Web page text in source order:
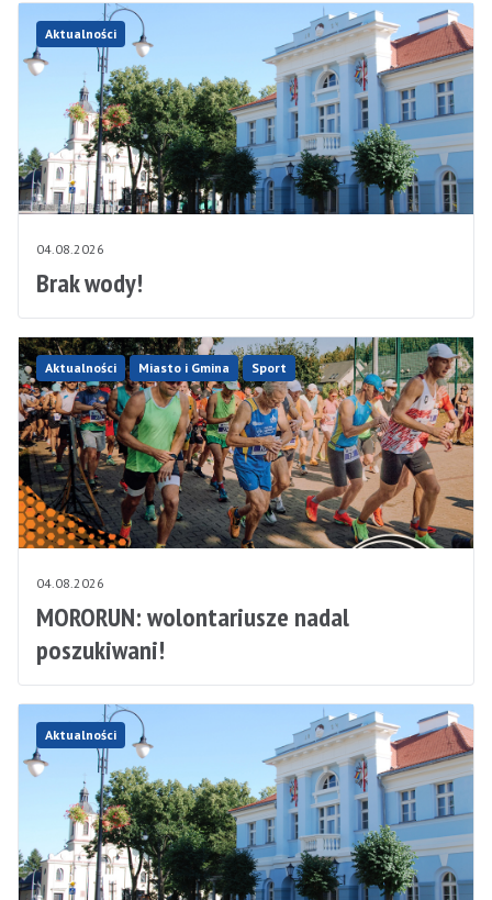
Aktualności
04.08.2026
Brak wody!
Aktualności Miasto i Gmina Sport
04.08.2026
MORORUN: wolontariusze nadal
poszukiwani!
Aktualności